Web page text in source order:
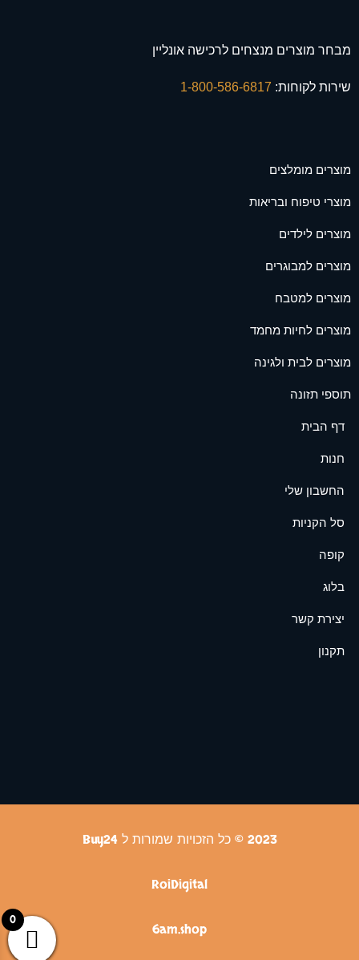
מבחר מוצרים מנצחים לרכישה אונליין
שירות לקוחות:
מוצרים מומלצים
מוצרי טיפוח ובריאות
מוצרים לילדים
מוצרים למבוגרים
מוצרים למטבח
מוצרים לחיות מחמד
מוצרים לבית ולגינה
תוספי תזונה
דף הבית
חנות
החשבון שלי
סל הקניות
קופה
בלוג
יצירת קשר
תקנון
2023 © כל הזכויות שמורות ל Buy24
RoiDigital
6am.shop
0